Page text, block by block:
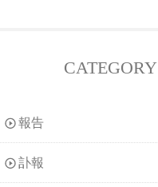
CATEGORY
報告
訃報